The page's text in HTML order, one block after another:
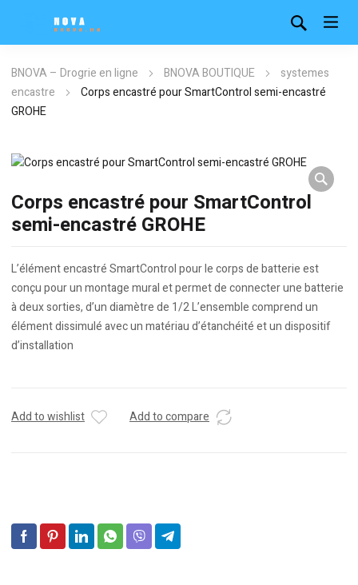
BNOVA – Drogrie en ligne BNOVA BOUTIQUE
systemes
encastre
Corps encastré pour SmartControl semi-encastré
GROHE
Corps encastré pour SmartControl
semi-encastré GROHE
L’élément encastré SmartControl pour le corps de batterie est
conçu pour un montage mural et permet de connecter une batterie
à deux sorties, d’un diamètre de 1/2 L’ensemble comprend un
élément dissimulé avec un matériau d’étanchéité et un dispositif
d’installation
Add to wishlist Add to compare